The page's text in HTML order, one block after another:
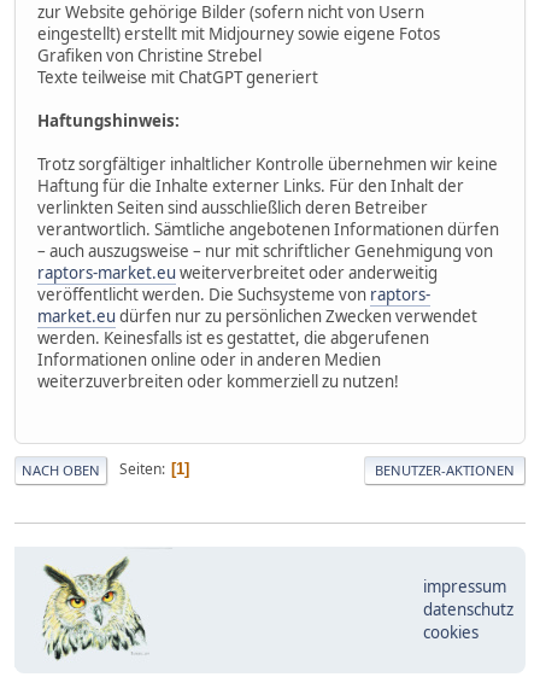
zur Website gehörige Bilder (sofern nicht von Usern
eingestellt) erstellt mit Midjourney sowie eigene Fotos
Grafiken von Christine Strebel
Texte teilweise mit ChatGPT generiert
Haftungshinweis:
Trotz sorgfältiger inhaltlicher Kontrolle übernehmen wir keine
Haftung für die Inhalte externer Links. Für den Inhalt der
verlinkten Seiten sind ausschließlich deren Betreiber
verantwortlich. Sämtliche angebotenen Informationen dürfen
– auch auszugsweise – nur mit schriftlicher Genehmigung von
raptors-market.eu weiterverbreitet oder anderweitig
veröffentlicht werden. Die Suchsysteme von raptors-
market.eu dürfen nur zu persönlichen Zwecken verwendet
werden. Keinesfalls ist es gestattet, die abgerufenen
Informationen online oder in anderen Medien
weiterzuverbreiten oder kommerziell zu nutzen!
NACH OBEN Seiten 1 BENUTZER-AKTIONEN
impressum
datenschutz
cookies